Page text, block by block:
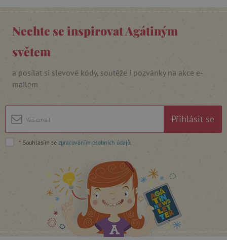
Nechte se inspirovat Agátiným
světem
a posílat si slevové kódy, soutěže i pozvánky na akce e-
mailem
Přihlásit se
* Souhlasím se zpracováním osobních údajů.
_lb_ccc .agatinsvet.cz
cjConsent .agatinsvet.cz
Google Privacy Policy